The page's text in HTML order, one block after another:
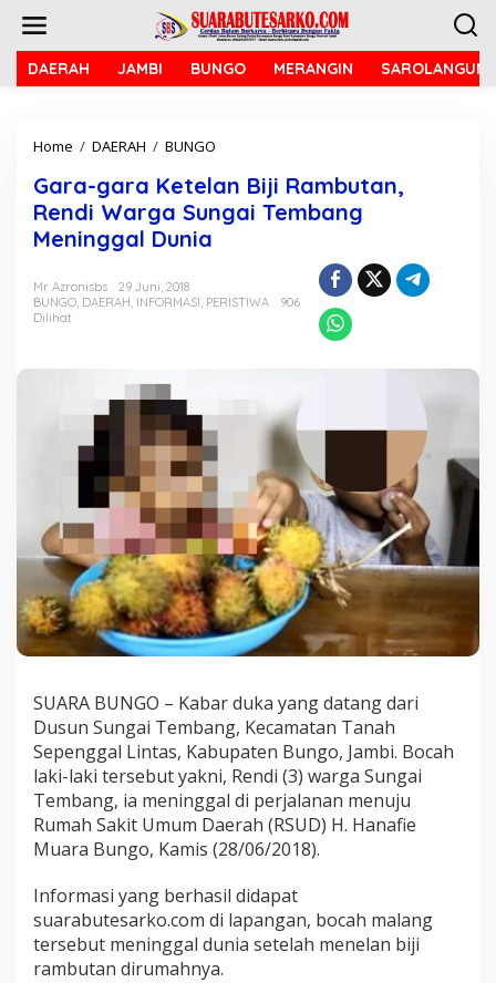
DAERAH JAMBI BUNGO MERANGIN SAROLANGUN
Home / DAERAH / BUNGO
r
a
-
a
a
n
B
j
i
R
a
m
b
u
t
,
R
e
n
d
i
W
a
r
a
S
u
n
Gara-gara Ketelan Biji Rambutan,
Rendi Warga Sungai Tembang
Meninggal Dunia
Mr Azronisbs
29 Juni, 2018
BUNGO, DAERAH, INFORMASI, PERISTIWA
906
Dilihat
SUARA BUNGO – Kabar duka yang datang dari
Dusun Sungai Tembang, Kecamatan Tanah
Sepenggal Lintas, Kabupaten Bungo, Jambi. Bocah
laki-laki tersebut yakni, Rendi (3) warga Sungai
Tembang, ia meninggal di perjalanan menuju
Rumah Sakit Umum Daerah (RSUD) H. Hanafie
Muara Bungo, Kamis (28/06/2018).
Informasi yang berhasil didapat
suarabutesarko.com di lapangan, bocah malang
tersebut meninggal dunia setelah menelan biji
rambutan dirumahnya.